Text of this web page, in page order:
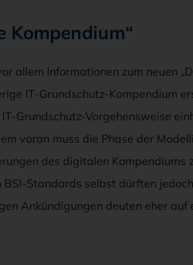
Kompendium“
allem Informationen zum neuen
IT-Grundschutz-Kompendium
Grundschutz-Vorgehensweise
voran muss die Phase der
des digitalen Kompendiums
BSI-Standards selbst dürften
Ankündigungen deuten eher auf